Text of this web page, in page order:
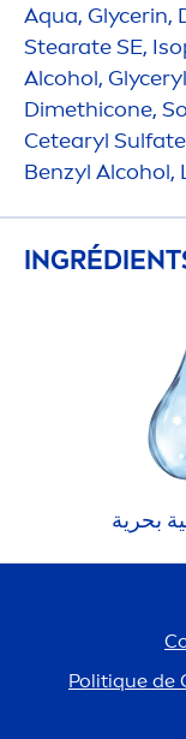
Aqua, Glycerin,
Stearate SE,
Alcohol,
Dimethicone,
Cetearyl
Benzyl Alcohol,
بحرية
Politique de